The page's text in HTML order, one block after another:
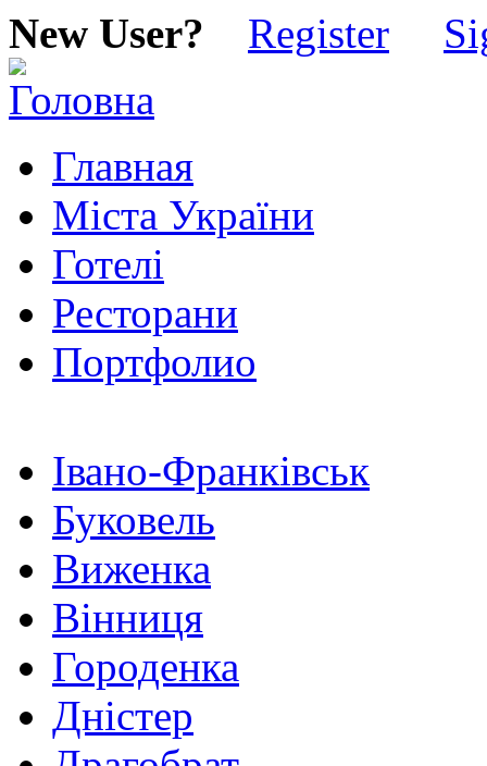
New User? Register
Главная
Міста України
Готелі
Ресторани
Портфолио
Івано-Франківськ
Буковель
Виженка
Вінниця
Городенка
Дністер